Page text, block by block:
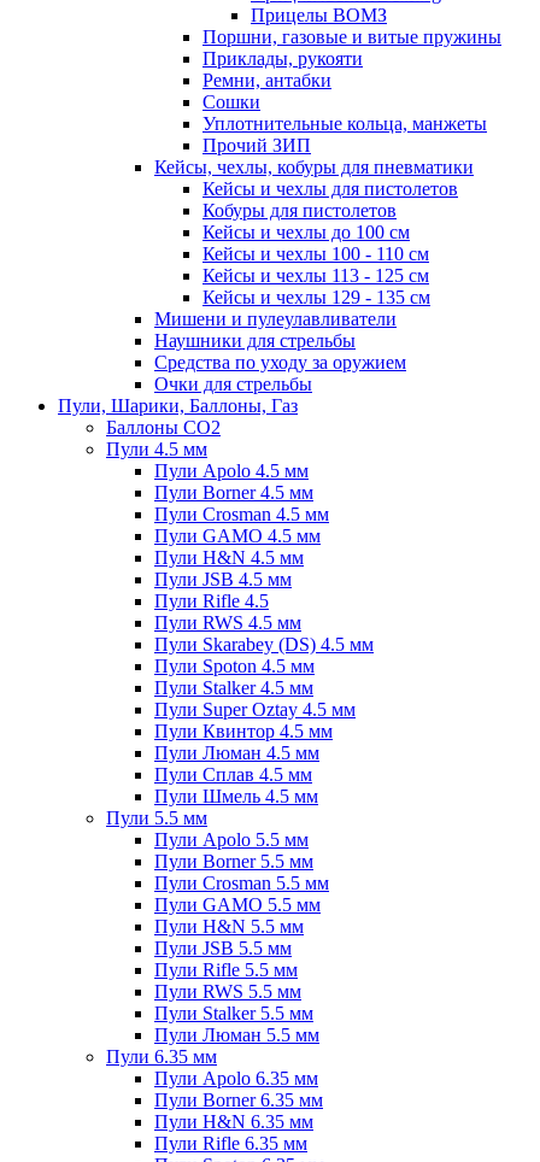
Прицелы ВОМЗ
Поршни, газовые и витые пружины
Приклады, рукояти
Ремни, антабки
Сошки
Уплотнительные кольца, манжеты
Прочий ЗИП
Кейсы, чехлы, кобуры для пневматики
Кейсы и чехлы для пистолетов
Кобуры для пистолетов
Кейсы и чехлы до 100 см
Кейсы и чехлы 100 - 110 см
Кейсы и чехлы 113 - 125 см
Кейсы и чехлы 129 - 135 см
Мишени и пулеулавливатели
Наушники для стрельбы
Средства по уходу за оружием
Очки для стрельбы
Пули, Шарики, Баллоны, Газ
Баллоны CO2
Пули 4.5 мм
Пули Apolo 4.5 мм
Пули Borner 4.5 мм
Пули Crosman 4.5 мм
Пули GAMO 4.5 мм
Пули H&N 4.5 мм
Пули JSB 4.5 мм
Пули Rifle 4.5
Пули RWS 4.5 мм
Пули Skarabey (DS) 4.5 мм
Пули Spoton 4.5 мм
Пули Stalker 4.5 мм
Пули Super Oztay 4.5 мм
Пули Квинтор 4.5 мм
Пули Люман 4.5 мм
Пули Сплав 4.5 мм
Пули Шмель 4.5 мм
Пули 5.5 мм
Пули Apolo 5.5 мм
Пули Borner 5.5 мм
Пули Crosman 5.5 мм
Пули GAMO 5.5 мм
Пули H&N 5.5 мм
Пули JSB 5.5 мм
Пули Rifle 5.5 мм
Пули RWS 5.5 мм
Пули Stalker 5.5 мм
Пули Люман 5.5 мм
Пули 6.35 мм
Пули Apolo 6.35 мм
Пули Borner 6.35 мм
Пули H&N 6.35 мм
Пули Rifle 6.35 мм